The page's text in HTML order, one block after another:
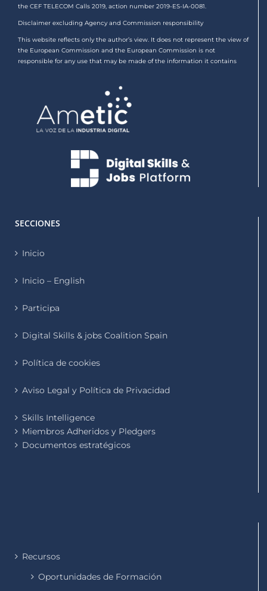
the CEF TELECOM Calls 2019, action number 2019-ES-IA-0081.
Disclaimer excluding Agency and Commission responsibility
This website reflects only the author’s view. It does not represent the view of
the European Commission and the European Commission is not
responsible for any use that may be made of the information it contains
SECCIONES
Inicio
Inicio – English
Participa
Digital Skills & jobs Coalition Spain
Política de cookies
Aviso Legal y Política de Privacidad
Skills Intelligence
Miembros Adheridos y Pledgers
Documentos estratégicos
Recursos
Oportunidades de Formación